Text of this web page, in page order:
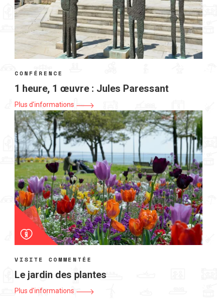
CONFÉRENCE
1 heure, 1 œuvre : Jules Paressant
Plus d'informations
VISITE COMMENTÉE
Le jardin des plantes
Plus d'informations